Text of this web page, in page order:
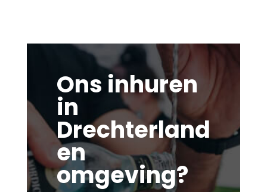
Ons inhuren
in
Drechterland
en
omgeving?